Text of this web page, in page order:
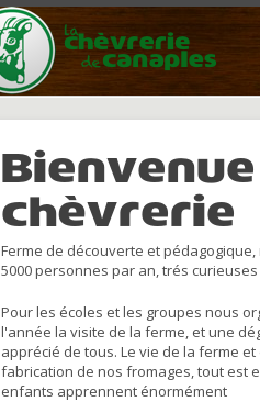
chèvrerie
Ferme de découverte et
5000 personnes par an, trés
Pour les écoles et les groupes nous
l'année la visite de la ferme, et une
apprécié de tous. Le vie de la ferme
fabrication de nos fromages, tout est
enfants apprennent énormément